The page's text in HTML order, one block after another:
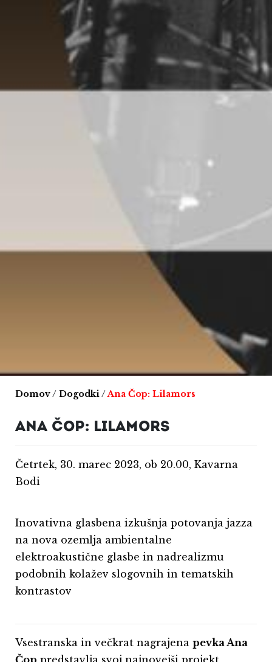
Domov/ Dogodki/Ana Čop: Lilamors
ANA ČOP: LILAMORS
Četrtek, 30. marec 2023, ob 20.00, Kavarna
Bodi
Inovativna glasbena izkušnja potovanja jazza
na nova ozemlja ambientalne
elektroakustične glasbe in nadrealizmu
podobnih kolažev slogovnih in tematskih
kontrastov
Vsestranska in večkrat nagrajena pevka Ana
Čop predstavlja svoj najnovejši projekt